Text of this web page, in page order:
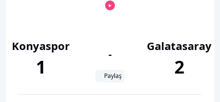
Konyaspor
1
-
Paylaş
Galatasaray
2